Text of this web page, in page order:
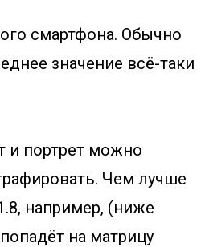
смартфона. Обычно
значение всё-таки
и портрет можно
Чем лучше
например, (ниже
на матрицу